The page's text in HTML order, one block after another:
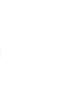
tarafımıza iletebilirsiniz.